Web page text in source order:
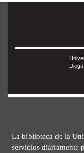
La biblioteca de la
servicios diariamente